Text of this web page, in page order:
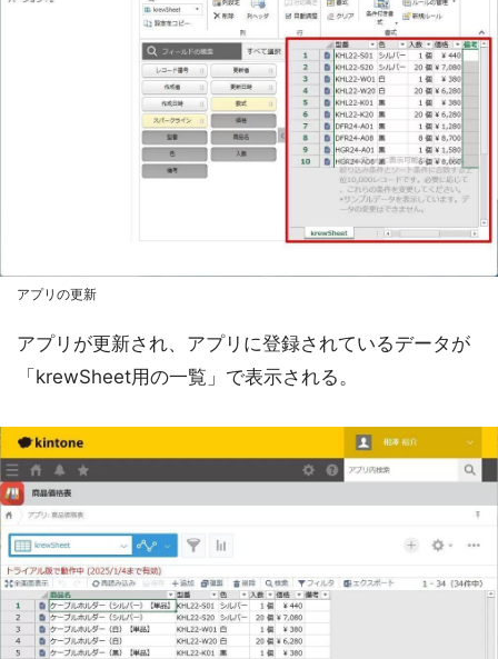
アプリの更新
アプリが更新され、アプリに登録されているデータが
「krewSheet用の一覧」で表示される。